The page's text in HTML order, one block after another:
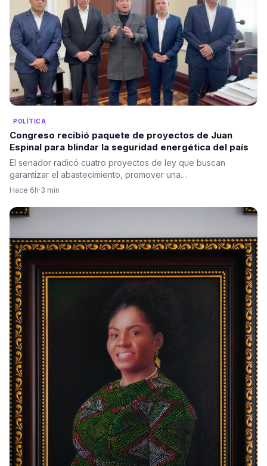
POLÍTICA
Congreso recibió paquete de proyectos de Juan
Espinal para blindar la seguridad energética del país
El senador radicó cuatro proyectos de ley que buscan
garantizar el abastecimiento, promover una…
Hace 6h·3 min